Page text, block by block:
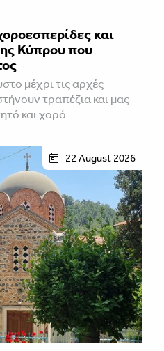
και
Κύπρου που
μέχρι τις αρχές
τραπέζια και μας
και χορό
22 August 2026